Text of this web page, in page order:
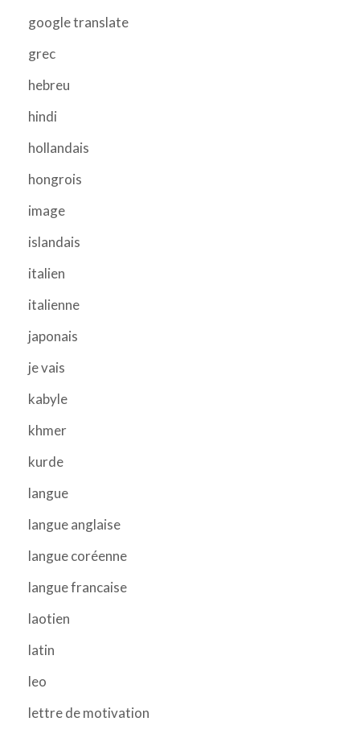
google translate
grec
hebreu
hindi
hollandais
hongrois
image
islandais
italien
italienne
japonais
je vais
kabyle
khmer
kurde
langue
langue anglaise
langue coréenne
langue francaise
laotien
latin
leo
lettre de motivation